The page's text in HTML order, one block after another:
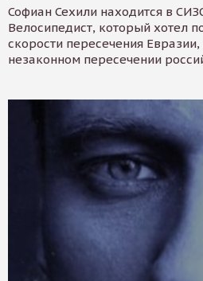
Софиан Сехили находится в
Велосипедист, который хотел
скорости пересечения
незаконном пересечении